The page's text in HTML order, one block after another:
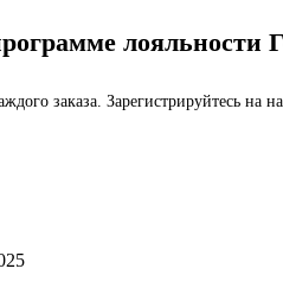
лояльности
заказа. Зарегистрируйтесь на